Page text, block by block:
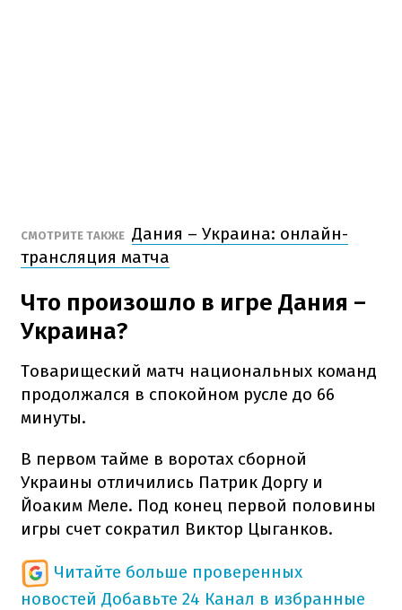
СМОТРИТЕ ТАКЖЕ Дания – Украина: онлайн-
трансляция матча
Что произошло в игре Дания –
Украина?
Товарищеский матч национальных команд
продолжался в спокойном русле до 66
минуты.
В первом тайме в воротах сборной
Украины отличились Патрик Доргу и
Йоаким Меле. Под конец первой половины
игры счет сократил Виктор Цыганков.
Читайте больше проверенных
новостей Добавьте 24 Канал в избранные